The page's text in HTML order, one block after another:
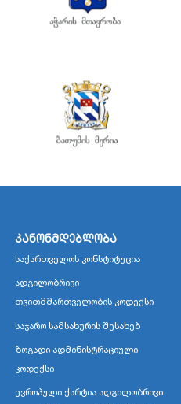
კანონმდებლობა
საქართველოს კონსტიტუცია
ადგილობრივი
თვითმმართველობის კოდექსი
საჯარო სამსახურის შესახებ
ზოგადი ადმინისტრაციული
კოდექსი
ევროპული ქარტია ადგილობრივი